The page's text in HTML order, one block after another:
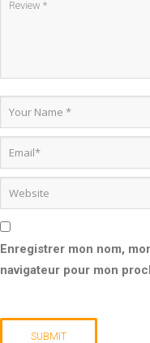
Enregistrer mon nom,
navigateur pour mon